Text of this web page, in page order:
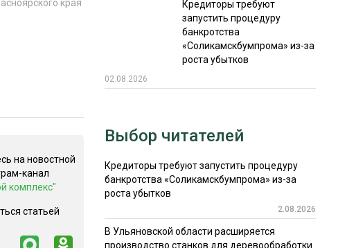
края
на новостной
канал
комплекс"
статьей
Кредиторы требуют
запустить процедуру
банкротства
«Соликамскбумпрома» из-за
роста убытков
02.08.2026
Выбор читателей
Кредиторы требуют запустить процедуру
банкротства «Соликамскбумпрома» из-за
роста убытков
2.08.2026
В Ульяновской области расширяется
производство станков для деревообработки